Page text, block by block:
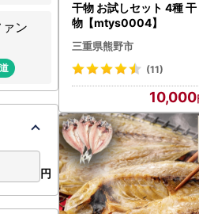
干物 お試しセット 4種 干
物【mtys0004】
三重県熊野市
(11)
10,000
ン
円